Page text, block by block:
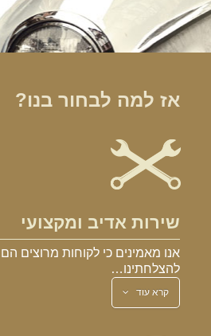
אז למה לבחור בנו?
שירות אדיב ומקצועי
אנו מאמינים כי לקוחות מרוצים
להצלחתינו…
קרא עוד